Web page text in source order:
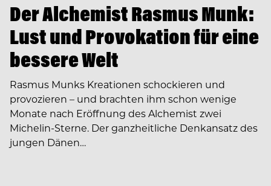
Der Alchemist Rasmus Munk:
Lust und Provokation für eine
bessere Welt
Rasmus Munks Kreationen schockieren und
provozieren – und brachten ihm schon wenige
Monate nach Eröffnung des Alchemist zwei
Michelin-Sterne. Der ganzheitliche Denkansatz des
jungen Dänen…